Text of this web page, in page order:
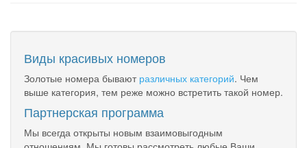
Виды красивых номеров
Золотые номера бывают различных категорий. Чем
выше категория, тем реже можно встретить такой номер.
Партнерская программа
Мы всегда открыты новым взаимовыгодным